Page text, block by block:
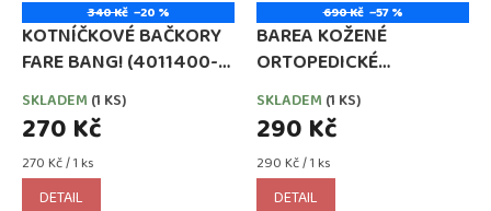
340 Kč –20 %
KOTNÍČKOVÉ BAČKORY
FARE BANG! (4011400-
0)
SKLADEM (1 KS)
270 Kč
Měrná
cena:
270 Kč / 1 ks
DETAIL
690 Kč –57 %
BAREA KOŽENÉ
ORTOPEDICKÉ
PANTOFLE TMAVĚ
HNĚDÉ
SKLADEM (1 KS)
290 Kč
Měrná
cena:
290 Kč / 1 ks
DETAIL